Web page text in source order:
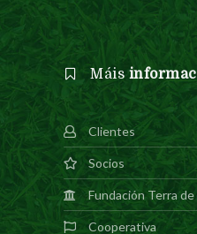
Máis
Clientes
Socios
Fundación Terra de
Cooperativa